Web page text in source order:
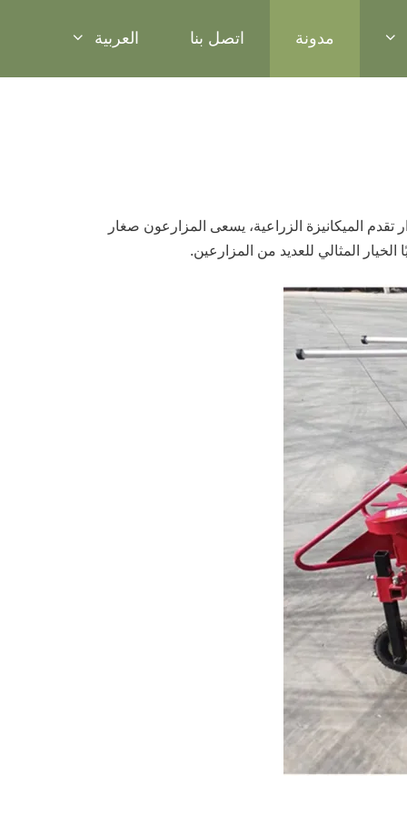
مدونة اتصل بنا العربية
Portuguêsتقدم الميكانيزة الزراعية، يسعى المزارعون صغار
المثالي للعديد من المزارعين.